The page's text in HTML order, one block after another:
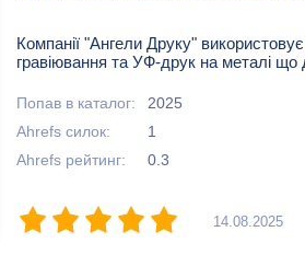
Компанії "Ангели Друку" використовує
гравіювання та УФ-друк на металі що
Попав в каталог:
2025
Ahrefs силок:
1
Ahrefs рейтинг:
0.3
14.08.2025